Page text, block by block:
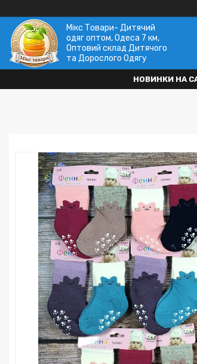
Мікс Товари- Дитячий
одяг оптом, Одеса 7 км,
Оптовий склад Дитячого
та Дорослого Одягу
НОВИНКИ НА